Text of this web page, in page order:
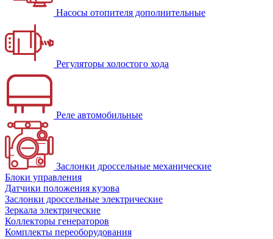
Насосы отопителя дополнительные
Регуляторы холостого хода
Реле автомобильные
Заслонки дроссельные механические
Блоки управления
Датчики положения кузова
Заслонки дроссельные электрические
Зеркала электрические
Коллекторы генераторов
Комплекты переоборудования